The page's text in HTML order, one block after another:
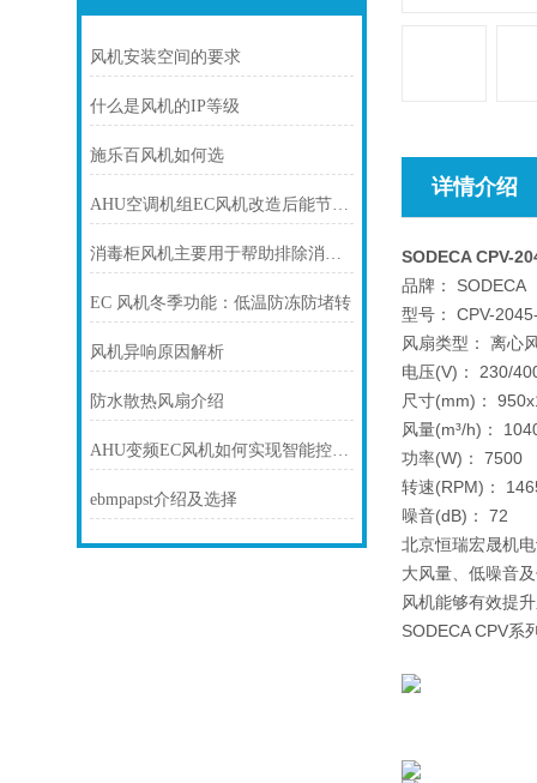
风机安装空间的要求
什么是风机的IP等级
施乐百风机如何选
AHU空调机组EC风机改造后能节电多少？
消毒柜风机主要用于帮助排除消毒柜内的湿气和异味
EC 风机冬季功能：低温防冻防堵转
风机异响原因解析
防水散热风扇介绍
AHU变频EC风机如何实现智能控制？
ebmpapst介绍及选择
详情介绍
SODECA CPV-
品牌： SODECA
型号： CPV-
风扇类型： 离心
电压(V)： 230/
尺寸(mm)：
风量(m³/h)：
功率(W)： 7500
转速(RPM)：
噪音(dB)： 72
北京恒瑞宏晟机
大风量、低噪音
风机能够有效提
SODECA CPV系